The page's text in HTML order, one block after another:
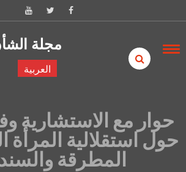
مجلة
العربية
حوار مع الاستشارية
حول استقلالية المرأة
المطرقة